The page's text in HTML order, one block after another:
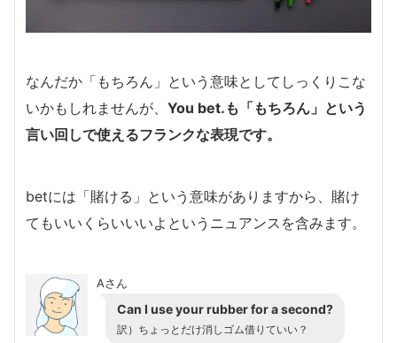
なんだか「もちろん」という意味としてしっくりこな
いかもしれませんが、 You bet.も「もちろん」という
言い回しで使えるフランクな表現です。
betには「賭ける」という意味がありますから、賭け
てもいいくらいいいよというニュアンスを含みます。
Aさん
Can I use your rubber for a second?
訳）ちょっとだけ消しゴム借りていい？